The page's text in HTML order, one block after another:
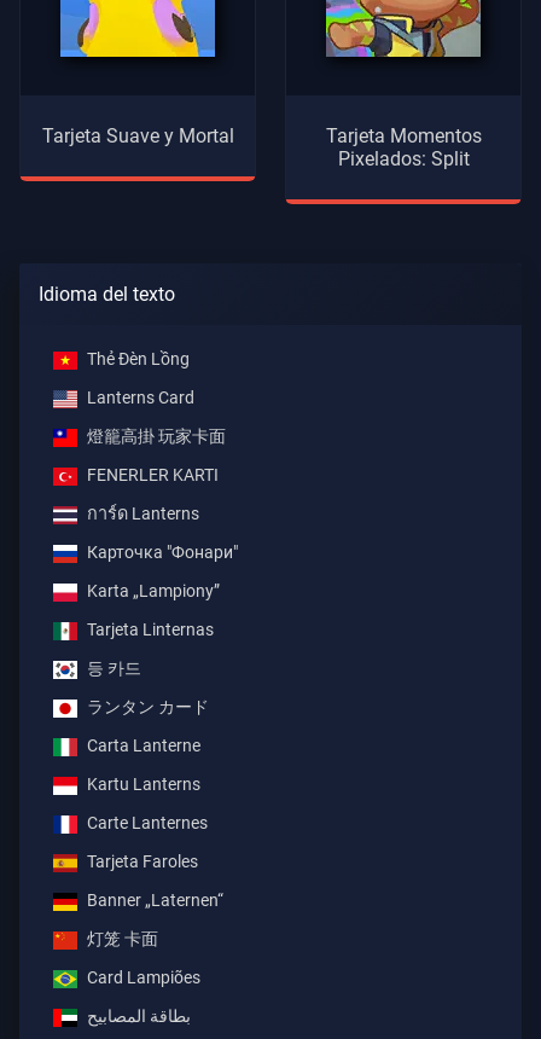
Tarjeta Suave y Mortal
Tarjeta Momentos
Pixelados: Split
Idioma del texto
Thẻ Đèn Lồng
Lanterns Card
燈籠高掛 玩家卡面
FENERLER KARTI
การ์ด Lanterns
Карточка "Фонари"
Karta „Lampiony”
Tarjeta Linternas
등 카드
ランタン カード
Carta Lanterne
Kartu Lanterns
Carte Lanternes
Tarjeta Faroles
Banner „Laternen“
灯笼 卡面
Card Lampiões
بطاقة المصابيح